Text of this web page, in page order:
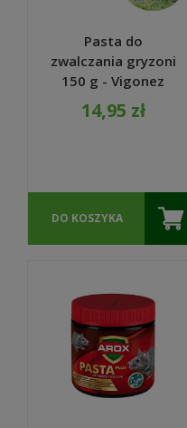
Pasta do
zwalczania gryzoni
150 g - Vigonez
14,95 zł
DO KOSZYKA